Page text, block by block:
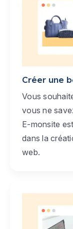
Créer une
Vous
vous ne
E-monsite
dans la
web.